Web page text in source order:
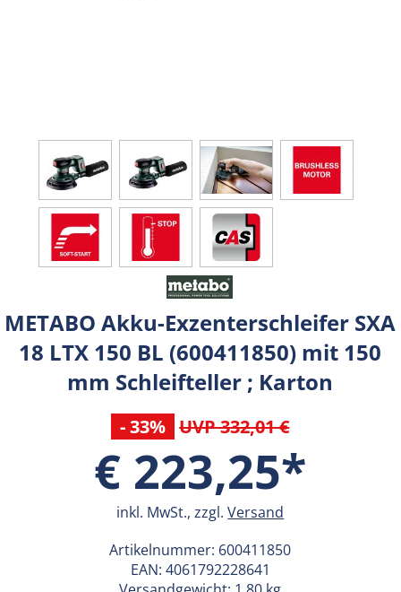
METABO Akku-Exzenterschleifer SXA
18 LTX 150 BL (600411850) mit 150
mm Schleifteller ; Karton
- 33% UVP 332,01 €
€ 223,25*
inkl. MwSt., zzgl.Versand
Artikelnummer: 600411850
EAN: 4061792228641